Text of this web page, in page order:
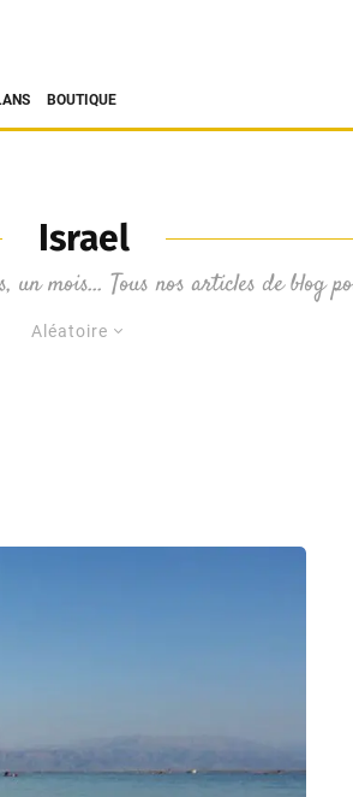
BOUTIQUE
Israel
mois… Tous nos articles de blog
Aléatoire